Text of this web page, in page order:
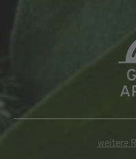
weitere